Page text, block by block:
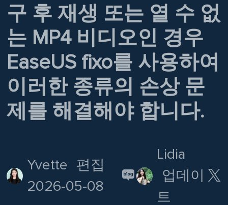
구 후 재생 또는 열 수 없
는 MP4 비디오인 경우
EaseUS fixo를 사용하여
이러한 종류의 손상 문
제를 해결해야 합니다.
Yvette
편집
2026-05-08
Lidia
업데이
트
